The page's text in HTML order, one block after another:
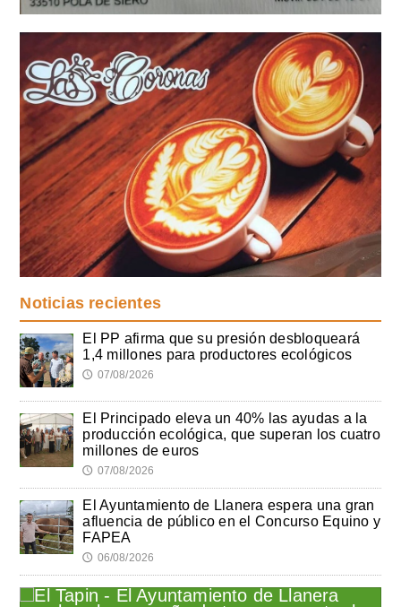
Noticias recientes
El PP afirma que su presión desbloqueará
1,4 millones para productores ecológicos
🕔 07/08/2026
El Principado eleva un 40% las ayudas a la
producción ecológica, que superan los cuatro
millones de euros
🕔 07/08/2026
El Ayuntamiento de Llanera espera una gran
afluencia de público en el Concurso Equino y
FAPEA
🕔 06/08/2026